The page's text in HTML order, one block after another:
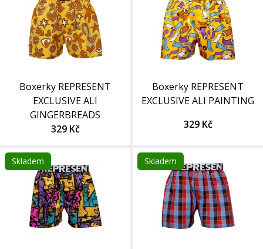
Boxerky REPRESENT
EXCLUSIVE ALI
GINGERBREADS
329 Kč
Boxerky REPRESENT
EXCLUSIVE ALI PAINTING
329 Kč
Skladem Skladem